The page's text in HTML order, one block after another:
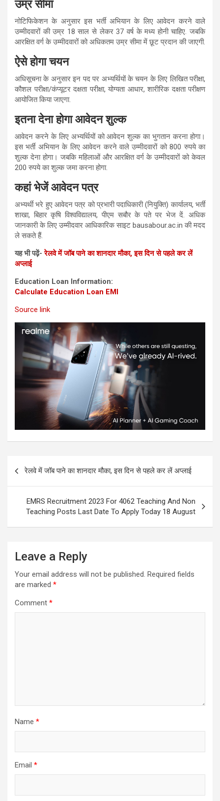
उम्र सीमा
नोटिफिकेशन के अनुसार इस भर्ती अभियान के लिए आवेदन करने वाले
उम्मीदवारों की उम्र 18 साल से लेकर 37 वर्ष के मध्य होनी चाहिए. जबकि
आरक्षित वर्ग के उम्मीदवारों को अधिकतम उम्र सीमा में छूट प्रदान की जाएगी.
ऐसे होगा चयन
अधिसूचना के अनुसार इन पद पर अभ्यर्थियों के चयन के लिए लिखित परीक्षा,
कौशल परीक्षा/कंप्यूटर दक्षता परीक्षा, योग्यता आधार, शारीरिक दक्षता परीक्षण
आयोजित किया जाएगा.
इतना देना होगा आवेदन शुल्क
आवेदन करने के लिए अभ्यर्थियों को आवेदन शुल्क का भुगतान करना होगा।
इस भर्ती अभियान के लिए आवेदन करने वाले उम्मीदवारों को 800 रुपये का
शुल्क देना होगा। जबकि महिलाओं और आरक्षित वर्ग के उम्मीदवारों को केवल
200 रुपये का शुल्क जमा करना होगा.
कहां भेजें आवेदन पत्र
अभ्यर्थी भरे हुए आवेदन पत्र को प्रभारी पदाधिकारी (नियुक्ति) कार्यालय, भर्ती
शाखा, बिहार कृषि विश्वविद्यालय, पीएम सबौर के पते पर भेज दें. अधिक
जानकारी के लिए उम्मीदवार आधिकारिक साइट bausabour.ac.in की मदद
ले सकते हैं.
यह भी पढ़ें-रेलवे में जॉब पाने का शानदार मौका, इस दिन से पहले कर लें
अप्लाई
Education Loan Information:
Calculate Education Loan EMI
Source link
रेलवे में जॉब पाने का शानदार मौका, इस दिन से पहले कर लें अप्लाई
EMRS Recruitment 2023 For 4062 Teaching And Non
Teaching Posts Last Date To Apply Today 18 August
Leave a Reply
Your email address will not be published. Required fields
are marked *
Comment *
Name *
Email *